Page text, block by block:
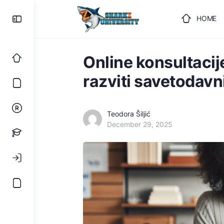
HOME
Online
razviti
Teodora Šiljić
December 29, 2025